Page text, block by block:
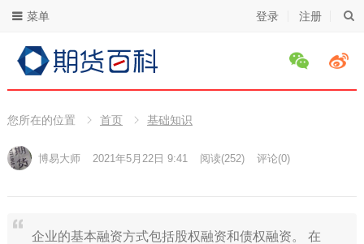
登录 注册
菜单
您所在的位置 首页 基础知识
博易大师 2021年5月22日 9:41 阅读(252) 评论(0)
企业的基本融资方式包括股权融资和债权融资。 在